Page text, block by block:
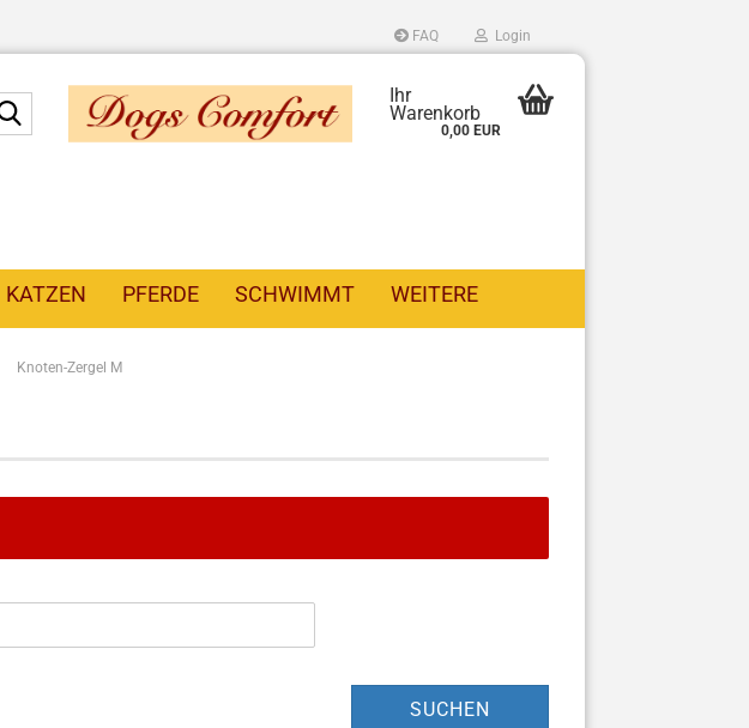
FAQ Login
Suche... Ihr
Warenkorb
0,00 EUR
KATZEN PFERDE SCHWIMMT WEITERE
Knoten-Zergel M
SUCHEN